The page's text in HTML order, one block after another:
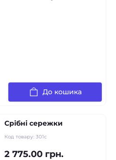
До кошика
Срібні сережки
Код товару: 301с
2 775.00 грн.